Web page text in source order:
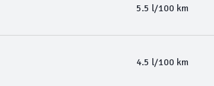
5.5 l/100 km
4.5 l/100 km